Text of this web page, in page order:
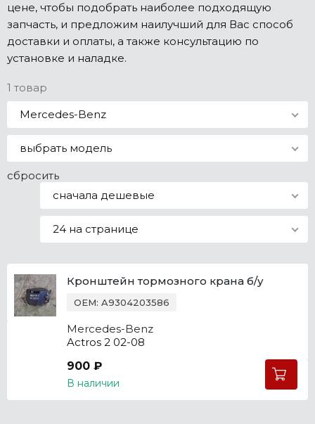
цене, чтобы подобрать наиболее подходящую
запчасть, и предложим наилучший для Вас способ
доставки и оплаты, а также консультацию по
установке и наладке.
1 товар
Mercedes-Benz
выбрать модель
сбросить
сначала дешевые
24 на странице
Кронштейн тормозного крана б/у
OEM: A9304203586
Mercedes-Benz
Actros 2 02-08
900 ₽
В наличии